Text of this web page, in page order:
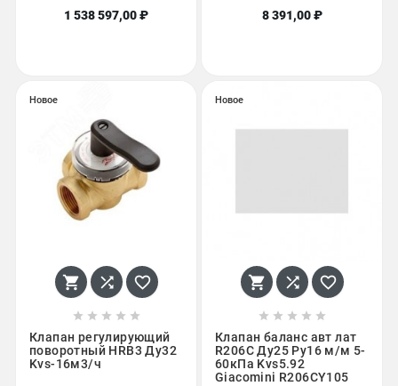
1 538 597,00 ₽ 8 391,00 ₽
Новое
  
    
Клапан регулирующий
поворотный HRB3 Ду32
Kvs-16м3/ч
Новое
  
    
Клапан баланс авт лат
R206C Ду25 Ру16 м/м 5-
60кПа Kvs5.92
Giacomini R206CY105